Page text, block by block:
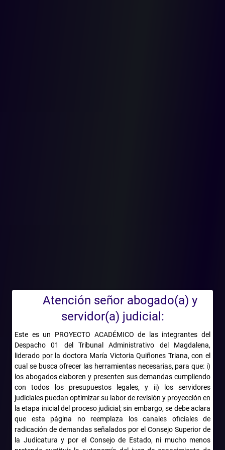
obstetricia
2019-06-01T00:00:00.000Z
La Sección Tercera del Consejo de Estado declaró
patrimonialmente responsable a la Nación - Ministerio de Salud,
en su calidad de sucesor procesal de la ESE Luis Carlos Galán
(clínica San Pedro Claver), por el caso de una paciente a quien se
le realizó una histerectomía vaginal y durante el procedimiento
Atención señor abogado(a) y
servidor(a) judicial:
Este es un PROYECTO ACADÉMICO de las integrantes del
Despacho 01 del Tribunal Administrativo del Magdalena,
liderado por la doctora María Victoria Quiñones Triana, con el
cual se busca ofrecer las herramientas necesarias, para que: i)
los abogados elaboren y presenten sus demandas cumpliendo
con todos los presupuestos legales, y ii) los servidores
judiciales puedan optimizar su labor de revisión y proyección en
la etapa inicial del proceso judicial; sin embargo, se debe aclara
que esta página no reemplaza los canales oficiales de
radicación de demandas señalados por el Consejo Superior de
la Judicatura y por el Consejo de Estado, ni mucho menos